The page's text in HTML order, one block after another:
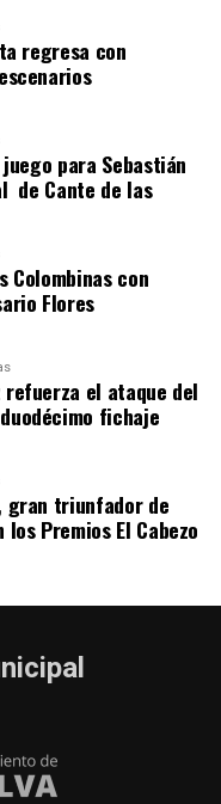
COLOMBINAS
regresa con
para Sebastián
de Cante de las
Colombinas con
Flores
el ataque del
fichaje
gran triunfador de
Premios El Cabezo